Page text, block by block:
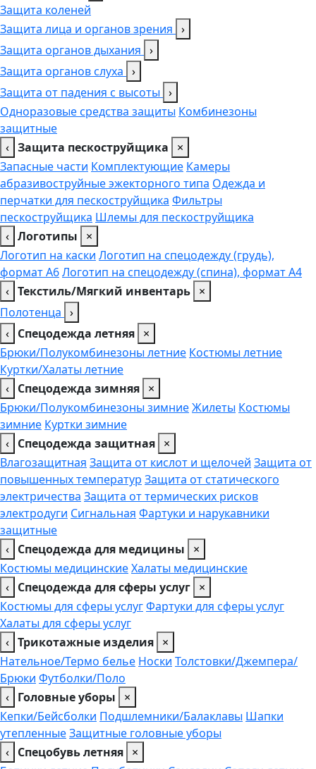
Защита коленей
Защита лица и органов зрения ›
Защита органов дыхания ›
Защита органов слуха ›
Защита от падения с высоты ›
Одноразовые средства защиты Комбинезоны
защитные
‹ Защита пескоструйщика
×
Запасные части Комплектующие Камеры
абразивоструйные эжекторного типа Одежда и
перчатки для пескоструйщика Фильтры
пескоструйщика Шлемы для пескоструйщика
‹ Логотипы
×
Логотип на каски Логотип на спецодежду (грудь),
формат А6Логотип на спецодежду (спина), формат А4
‹ Текстиль/Мягкий инвентарь ×
Полотенца ›
‹ Спецодежда летняя ×
Брюки/Полукомбинезоны летние Костюмы летние
Куртки/Халаты летние
‹ Спецодежда зимняя ×
Брюки/Полукомбинезоны зимниеЖилеты Костюмы
зимние Куртки зимние
‹ Спецодежда защитная ×
Влагозащитная Защита от кислот и щелочей Защита от
повышенных температур Защита от статического
электричества Защита от термических рисков
электродуги Сигнальная Фартуки и нарукавники
защитные
‹ Спецодежда для медицины
×
Костюмы медицинскиеХалаты медицинские
‹ Спецодежда для сферы услуг ×
Костюмы для сферы услугФартуки для сферы услуг
Халаты для сферы услуг
‹ Трикотажные изделия ×
Нательное/Термо белье Носки Толстовки/Джемпера/
Брюки Футболки/Поло
‹ Головные уборы
×
Кепки/Бейсболки Подшлемники/Балаклавы Шапки
утепленныеЗащитные головные уборы
‹ Спецобувь летняя ×